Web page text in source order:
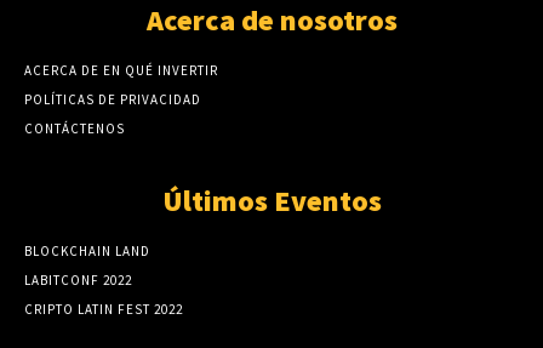
Acerca de nosotros
ACERCA DE EN QUÉ INVERTIR
POLÍTICAS DE PRIVACIDAD
CONTÁCTENOS
Últimos Eventos
BLOCKCHAIN LAND
LABITCONF 2022
CRIPTO LATIN FEST 2022